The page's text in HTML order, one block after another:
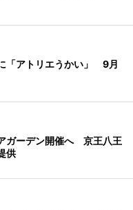
「アトリエうかい」 9月
ガーデン開催へ 京王八王
供